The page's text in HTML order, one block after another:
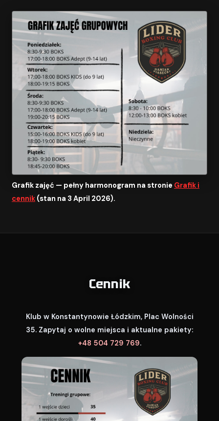
Grafik zajęć — pełny harmonogram na stronie Grafik i
cennik (stan na 3 April 2026).
Cennik
Klub w Konstantynowie Łódzkim, Plac Wolności
35. Zapytaj o wolne miejsca i aktualne pakiety:
+48 504 729 769.